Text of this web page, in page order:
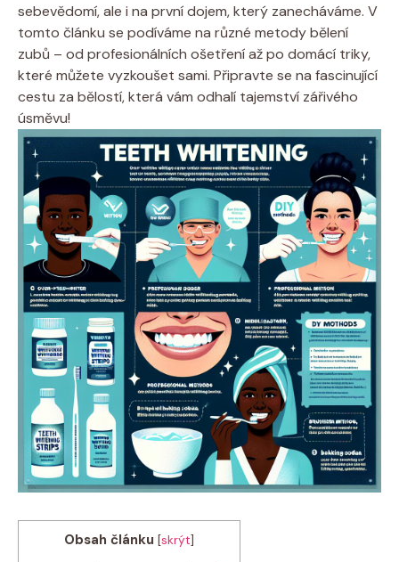
sebevědomí, ale i na první dojem, který zanecháváme. V
tomto článku se podíváme na různé metody bělení
zubů – od profesionálních ošetření až po domácí triky,
které můžete vyzkoušet sami. Připravte se na fascinující
cestu za bělostí, která vám odhalí tajemství zářivého
úsměvu!
Obsah článku [skrýt]